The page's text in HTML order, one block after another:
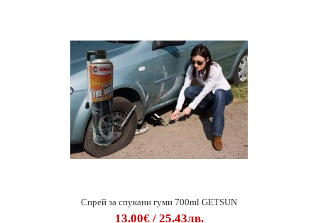
Спрей за спукани гуми 700ml GETSUN
13.00€ / 25.43лв.